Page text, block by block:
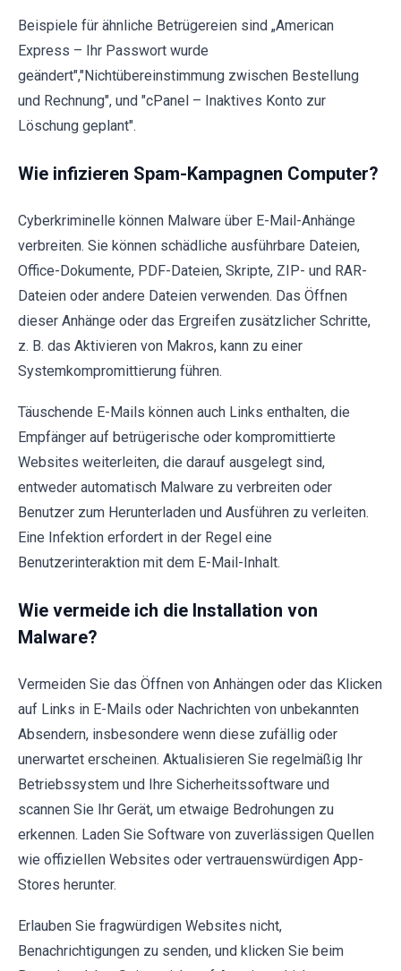
Beispiele für ähnliche Betrügereien sind „American
Express – Ihr Passwort wurde
geändert","Nichtübereinstimmung zwischen Bestellung
und Rechnung", und "cPanel – Inaktives Konto zur
Löschung geplant".
Wie infizieren Spam-Kampagnen Computer?
Cyberkriminelle können Malware über E-Mail-Anhänge
verbreiten. Sie können schädliche ausführbare Dateien,
Office-Dokumente, PDF-Dateien, Skripte, ZIP- und RAR-
Dateien oder andere Dateien verwenden. Das Öffnen
dieser Anhänge oder das Ergreifen zusätzlicher Schritte,
z. B. das Aktivieren von Makros, kann zu einer
Systemkompromittierung führen.
Täuschende E-Mails können auch Links enthalten, die
Empfänger auf betrügerische oder kompromittierte
Websites weiterleiten, die darauf ausgelegt sind,
entweder automatisch Malware zu verbreiten oder
Benutzer zum Herunterladen und Ausführen zu verleiten.
Eine Infektion erfordert in der Regel eine
Benutzerinteraktion mit dem E-Mail-Inhalt.
Wie vermeide ich die Installation von
Malware?
Vermeiden Sie das Öffnen von Anhängen oder das Klicken
auf Links in E-Mails oder Nachrichten von unbekannten
Absendern, insbesondere wenn diese zufällig oder
unerwartet erscheinen. Aktualisieren Sie regelmäßig Ihr
Betriebssystem und Ihre Sicherheitssoftware und
scannen Sie Ihr Gerät, um etwaige Bedrohungen zu
erkennen. Laden Sie Software von zuverlässigen Quellen
wie offiziellen Websites oder vertrauenswürdigen App-
Stores herunter.
Erlauben Sie fragwürdigen Websites nicht,
Benachrichtigungen zu senden, und klicken Sie beim